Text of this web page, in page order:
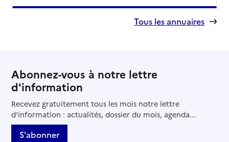
Tous les annuaires
Abonnez-vous à notre lettre
d'information
Recevez gratuitement tous les mois notre lettre
d'information : actualités, dossier du mois, agenda...
S'abonner